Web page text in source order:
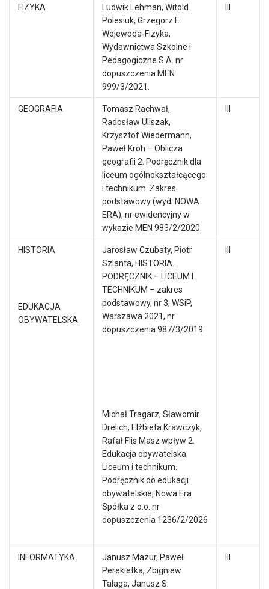
FIZYKA
Ludwik Lehman, Witold
Polesiuk, Grzegorz F.
Wojewoda-Fizyka,
Wydawnictwa Szkolne i
Pedagogiczne S.A. nr
dopuszczenia MEN
999/3/2021.
III
GEOGRAFIA
Tomasz Rachwał,
Radosław Uliszak,
Krzysztof Wiedermann,
Paweł Kroh – Oblicza
geografii 2. Podręcznik dla
liceum ogólnokształcącego
i technikum. Zakres
podstawowy (wyd. NOWA
ERA), nr ewidencyjny w
wykazie MEN 983/2/2020.
III
HISTORIA
EDUKACJA
OBYWATELSKA
Jarosław Czubaty, Piotr
Szlanta, HISTORIA.
PODRĘCZNIK – LICEUM I
TECHNIKUM – zakres
podstawowy, nr 3, WSiP,
Warszawa 2021, nr
dopuszczenia 987/3/2019.
Michał Tragarz, Sławomir
Drelich, Elżbieta Krawczyk,
Rafał Flis Masz wpływ 2.
Edukacja obywatelska.
Liceum i technikum.
Podręcznik do edukacji
obywatelskiej Nowa Era
Spółka z o.o. nr
dopuszczenia 1236/2/2026
III
INFORMATYKA
Janusz Mazur, Paweł
Perekietka, Zbigniew
Talaga, Janusz S.
III